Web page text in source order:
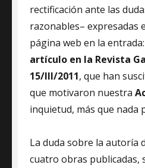
rectificación ante las
razonables– expresadas
página web en la entrada:
artículo en la Revista
15/III/2011, que han
que motivaron nuestra
inquietud, más que nada
La duda sobre la autoría
cuatro obras publicadas,